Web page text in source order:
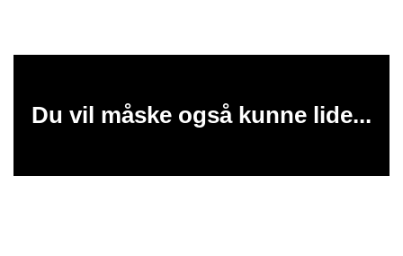
Du vil måske også kunne lide...